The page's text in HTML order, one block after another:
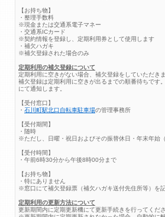
【お持ち物】
・整理手数料
※現金または交通系電子マネー
・交通系ICカード
※契約情報を登録し、定期利用券として使用します
・補欠ハガキ
※補欠登録された場合のみ
定期利用の補欠登録について
定期利用に空きがない場合、補欠登録をしていただきま
補欠登録は定期利用に空きが出るまでの順番待ちです
にて通知します。
【受付窓口】
・ 石川町駅北口自転車駐車場の管理事務所
【受付期間】
・随時
※ただし、日曜・祝日およびその振替休日・年末年始
【受付時間】
・午前6時30分から午後8時00分まで
【お持ち物】
・特にありません
※窓口にて補欠登録票（補欠ハガキ送付先住所等）を
定期利用の更新方法について
更新期間内に定期更新機にて更新手続きを行ってくださ